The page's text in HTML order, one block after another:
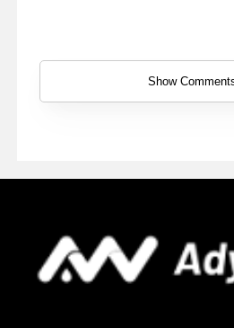
Show